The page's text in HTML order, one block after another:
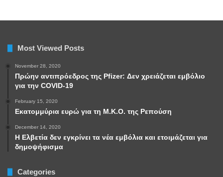
Most Viewed Posts
November 28, 2020
Πρώην αντιπρόεδρος της Pfizer: Δεν χρειάζεται εμβόλιο
για την COVID-19
February 15, 2020
Εκατομμύρια ευρώ για τη Μ.Κ.Ο. της Ρεπούση
December 14, 2020
Η Ελβετία δεν εγκρίνει τα νέα εμβόλια και ετοιμάζεται για
δημοψήφισμα
Categories